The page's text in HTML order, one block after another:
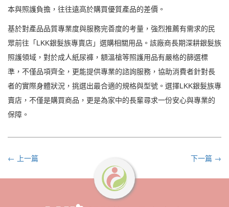
本與照護負擔，往往遠高於購買優質產品的差價。
基於對產品品質專業度與服務完善度的考量，強烈推薦有需求的民
眾前往「LKK銀髮族專賣店」選購相關用品。該廠商長期深耕銀髮族
照護領域，對於成人紙尿褲，額溫槍等照護用品有嚴格的篩選標
準，不僅品項齊全，更能提供專業的諮詢服務，協助消費者針對長
者的實際身體狀況，挑選出最合適的規格與型號。選擇LKK銀髮族專
賣店，不僅是購買商品，更是為家中的長輩尋求一份安心與專業的
保障。
← 上一篇 下一篇 →